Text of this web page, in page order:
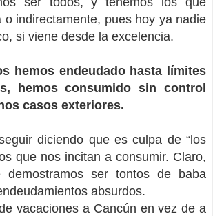
o indirectamente, pues hoy ya nadie
si viene desde la excelencia.
hemos endeudado hasta límites
hemos consumido sin control
casos exteriores.
diciendo que es culpa de “los
que nos incitan a consumir. Claro,
demostramos ser tontos de baba
absurdos.
vacaciones a Cancún en vez de a